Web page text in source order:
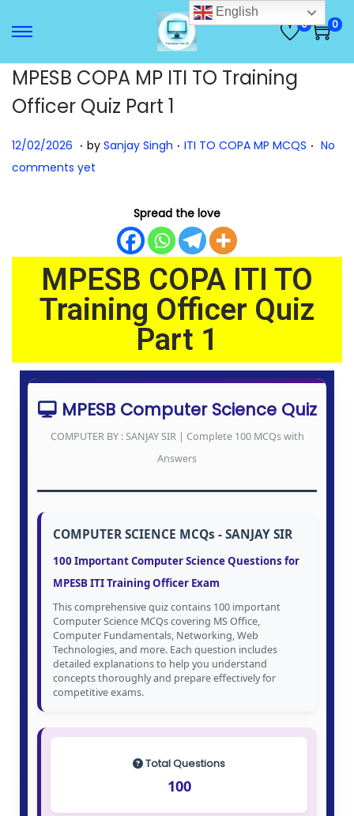
0 0
MPESB COPA MP ITI TO Training
Officer Quiz Part 1
Posted on
12/02/2026
2
/
2
2
. by Sanjay Singh . Posted in
ITI TO COPA MP MCQS . No
comments yet
Spread the love
MPESB COPA ITI TO
Training Officer Quiz
Part 1
MPESB Computer Science Quiz
COMPUTER BY : SANJAY SIR | Complete 100 MCQs with
Answers
COMPUTER SCIENCE MCQs - SANJAY SIR
100 Important Computer Science Questions for
MPESB ITI Training Officer Exam
This comprehensive quiz contains 100 important
Computer Science MCQs covering MS Office,
Computer Fundamentals, Networking, Web
Technologies, and more. Each question includes
detailed explanations to help you understand
concepts thoroughly and prepare effectively for
competitive exams.
Total Questions
100
English